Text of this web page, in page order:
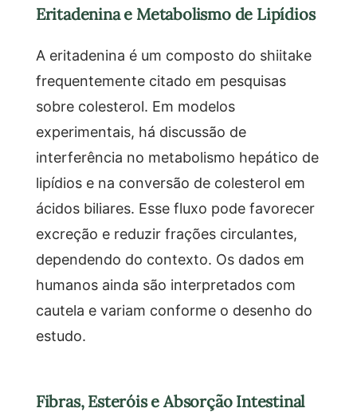
Eritadenina e Metabolismo de Lipídios
A eritadenina é um composto do shiitake
frequentemente citado em pesquisas
sobre colesterol. Em modelos
experimentais, há discussão de
interferência no metabolismo hepático de
lipídios e na conversão de colesterol em
ácidos biliares. Esse fluxo pode favorecer
excreção e reduzir frações circulantes,
dependendo do contexto. Os dados em
humanos ainda são interpretados com
cautela e variam conforme o desenho do
estudo.
Fibras, Esteróis e Absorção Intestinal